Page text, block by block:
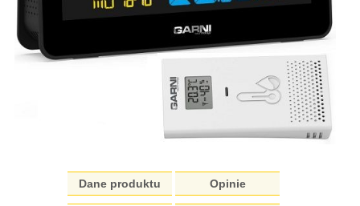
Dane produktu Opinie